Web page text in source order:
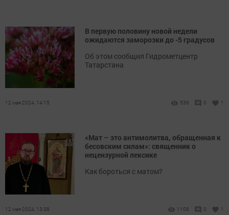
В первую половину новой недели
ожидаются заморозки до -5 градусов
Об этом сообщил Гидрометцентр
Татарстана
12 мая 2024, 14:15 536 0 1
«Мат – это антимолитва, обращенная к
бесовским силам»: священник о
нецензурной лексике
Как бороться с матом?
12 мая 2024, 13:38 1108 0 1